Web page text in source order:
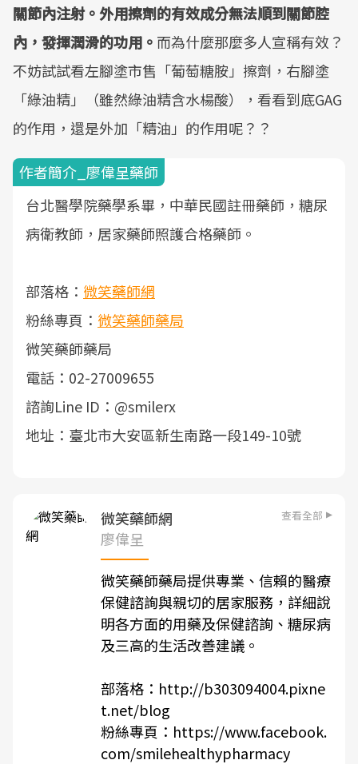
關節內注射。外用擦劑的有效成分無法順到關節腔
內，發揮潤滑的功用。 而為什麼那麼多人宣稱有效？
不妨試試看左腳塗市售「葡萄糖胺」擦劑，右腳塗
「綠油精」（雖然綠油精含水楊酸），看看到底GAG
的作用，還是外加「精油」的作用呢？？
作者簡介_廖偉呈藥師
台北醫學院藥學系畢，中華民國註冊藥師，糖尿
病衛教師，居家藥師照護合格藥師。
部落格： 微笑藥師網
粉絲專頁： 微笑藥師藥局
微笑藥師藥局
電話：02-27009655
諮詢Line ID：@smilerx
地址：臺北市大安區新生南路一段149-10號
微笑藥師網 查看全部
廖偉呈
微笑藥師藥局提供專業、信賴的醫療
保健諮詢與親切的居家服務，詳細說
明各方面的用藥及保健諮詢、糖尿病
及三高的生活改善建議。
部落格： http://b303094004.pixne
t.net/blog
粉絲專頁： https://www.facebook.
com/smilehealthypharmacy